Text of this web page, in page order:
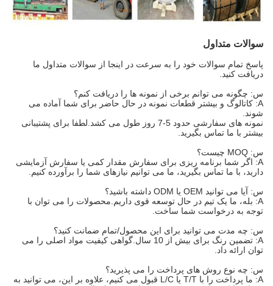
سوالات متداول
پاسخ تمام سوالات خود را به سرعت در اینجا از سوالات متداول ما
دریافت کنید.
س: چگونه می توانم برخی از نمونه ها را دریافت کنم؟
A: کاتالوگ و بیشتر قطعات نمونه در حال حاضر برای شما آماده می
شوند.
نمونه های سفارشی حدود 5-7 روز طول می کشد.لطفا برای پشتیبانی
بیشتر با ما تماس بگیرید.
س: MOQ چیست؟
A: اگر شما برنامه ریزی برای سفارش مقدار کمی یا سفارش آزمایشی
دارید، با ما تماس بگیرید، ما می توانیم نیازهای شما را برآورده کنیم.
س: آیا می توانید OEM یا ODM داشته باشید؟
A: بله، ما یک تیم در حال توسعه قوی داریم.محصولات را می توان با
توجه به درخواست شما ساخت.
س: چه مدت می توانید برای این محصول/تمام ضمانت کنید؟
A: تضمین رنگ برای بیش از 10 سال.گواهی کیفیت مواد اصلی را می
توان ارائه داد.
س: چه نوع روش های پرداخت را می پذیرید؟
A: ما پرداخت را با T/T یا L/C قبول می کنیم، علاوه بر این، می توانید به